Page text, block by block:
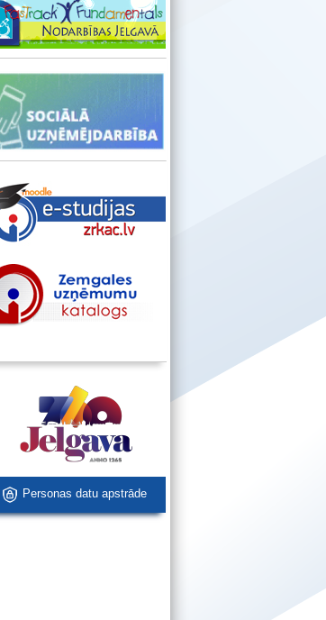
Personas datu apstrāde